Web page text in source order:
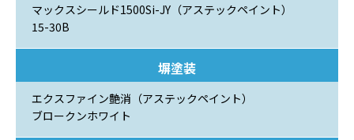
マックスシールド1500Si-JY（アステックペイント）
15-30B
塀塗装
エクスファイン艶消（アステックペイント）
ブロークンホワイト